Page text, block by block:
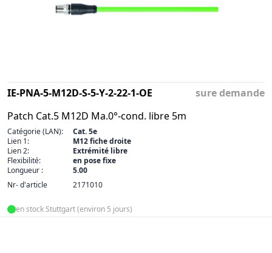
IE-PNA-5-M12D-S-5-Y-2-22-1-OE
Patch Cat.5 M12D Ma.0°-cond. libre 5m
sure demande
Catégorie (LAN):
Cat. 5e
Lien 1:
M12 fiche droite
Lien 2:
Extrémité libre
Flexibilité:
en pose fixe
Longueur :
5.00
Nr- d'article
2171010
en stock Stuttgart (environ 5 jours)